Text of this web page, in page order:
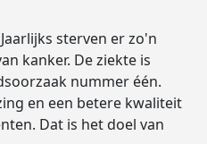
sterven er zo'n
kanker. De ziekte is
nummer één.
en een betere kwaliteit
Dat is het doel van